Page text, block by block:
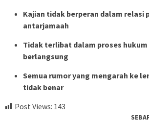
Kajian tidak berperan dalam relasi
antarjamaah
Tidak terlibat dalam proses hukum
berlangsung
Semua rumor yang mengarah ke
tidak benar
Post Views: 143